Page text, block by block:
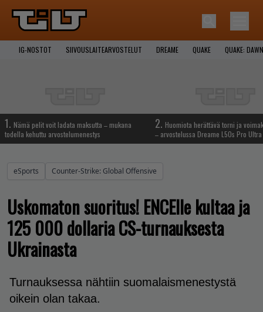
IG-NOSTOT SIIVOUSLAITEARVOSTELUT DREAME QUAKE QUAKE:
1. Nämä pelit voit ladata maksutta – mukana
todella kehuttu arvostelumenestys
2. Huomiota herättävä torni ja
– arvostelussa Dreame L50s Pro Ultra
eSports Counter-Strike: Global Offensive
Uskomaton suoritus! ENCElle kultaa ja
125 000 dollaria CS-turnauksesta
Ukrainasta
Turnauksessa nähtiin suomalaismenestystä
oikein olan takaa.